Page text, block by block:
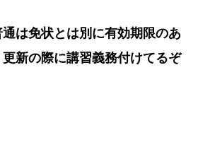
は免状とは別に有効期限のあ
新の際に講習義務付けてるぞ